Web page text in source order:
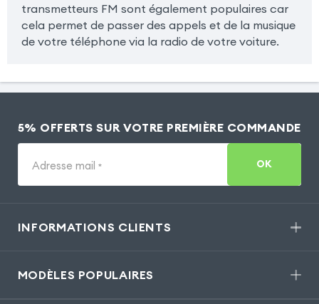
transmetteurs FM sont également populaires car
cela permet de passer des appels et de la musique
de votre téléphone via la radio de votre voiture.
5% OFFERTS SUR VOTRE PREMIÈRE COMMANDE
Adresse mail * OK
INFORMATIONS CLIENTS
MODÈLES POPULAIRES